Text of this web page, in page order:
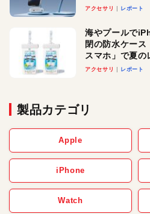
ースでおしゃれ
アクセサリ レポート
海やプールで
閉の防水ケー
スマホ」で夏の
アクセサリ レポート
製品カテゴリ
Apple
iPhone
Watch